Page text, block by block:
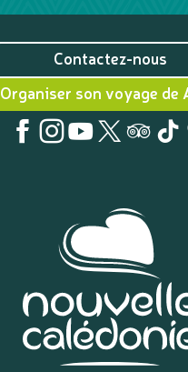
Contactez-nous
Organiser son voyage de